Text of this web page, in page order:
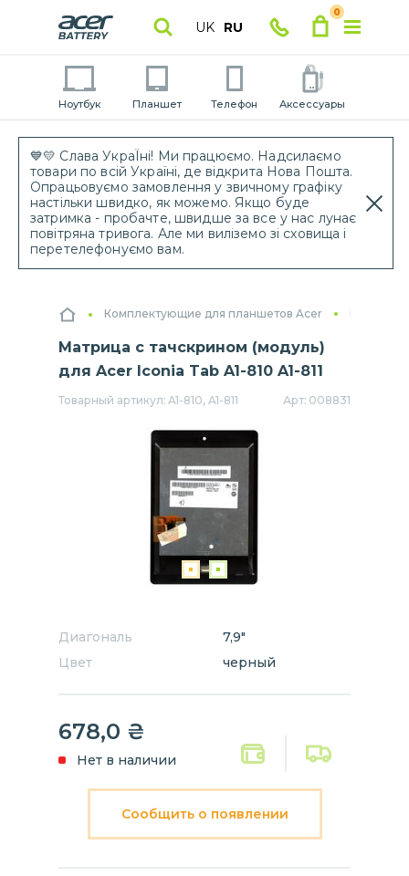
💙💛 Слава УкраЇні! Ми працюємо. Надсилаємо
товари по всій Україні, де відкрита Нова Пошта.
Опрацьовуємо замовлення у звичному графіку
настільки швидко, як можемо. Якщо буде
затримка - пробачте, швидше за все у нас лунає
повітряна тривога. Але ми виліземо зі сховища і
перетелефонуємо вам.
UK RU
0
Ноутбук Планшет Телефон Аксессуары
Комплектующие для планшетов Acer
Матрица с тачскрином (модуль)
для Acer Iconia Tab A1-810 A1-811
Товарный артикул: A1-810, A1-811 Арт: 008831
Диагональ
7,9"
Цвет
черный
678,0 ₴
Нет в наличии
Сообщить о появлении